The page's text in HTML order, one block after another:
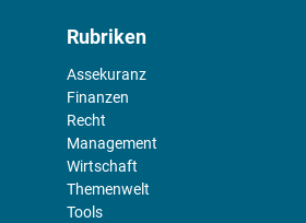
Rubriken
Assekuranz
Finanzen
Recht
Management
Wirtschaft
Themenwelt
Tools